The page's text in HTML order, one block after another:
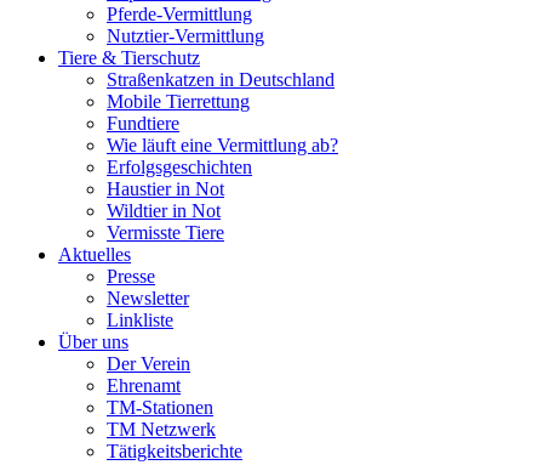
Pferde-Vermittlung
Nutztier-Vermittlung
Tiere & Tierschutz
Straßenkatzen in Deutschland
Mobile Tierrettung
Fundtiere
Wie läuft eine Vermittlung ab?
Erfolgsgeschichten
Haustier in Not
Wildtier in Not
Vermisste Tiere
Aktuelles
Presse
Newsletter
Linkliste
Über uns
Der Verein
Ehrenamt
TM-Stationen
TM Netzwerk
Tätigkeitsberichte